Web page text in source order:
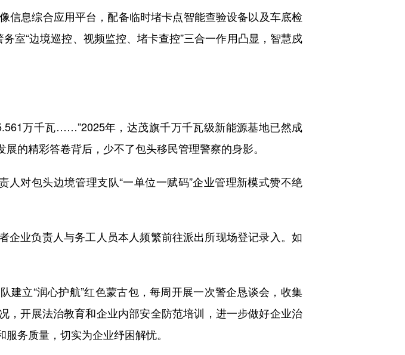
息综合应用平台，配备临时堵卡点智能查验设备以及车底检
室“边境巡控、视频监控、堵卡查控”三合一作用凸显，智慧戍
万千瓦……”2025年，达茂旗千万千瓦级新能源基地已然成
的精彩答卷背后，少不了包头移民管理警察的身影。
对包头边境管理支队“一单位一赋码”企业管理新模式赞不绝
业负责人与务工人员本人频繁前往派出所现场登记录入。如
立“润心护航”红色蒙古包，每周开展一次警企恳谈会，收集
开展法治教育和企业内部安全防范培训，进一步做好企业治
务质量，切实为企业纾困解忧。